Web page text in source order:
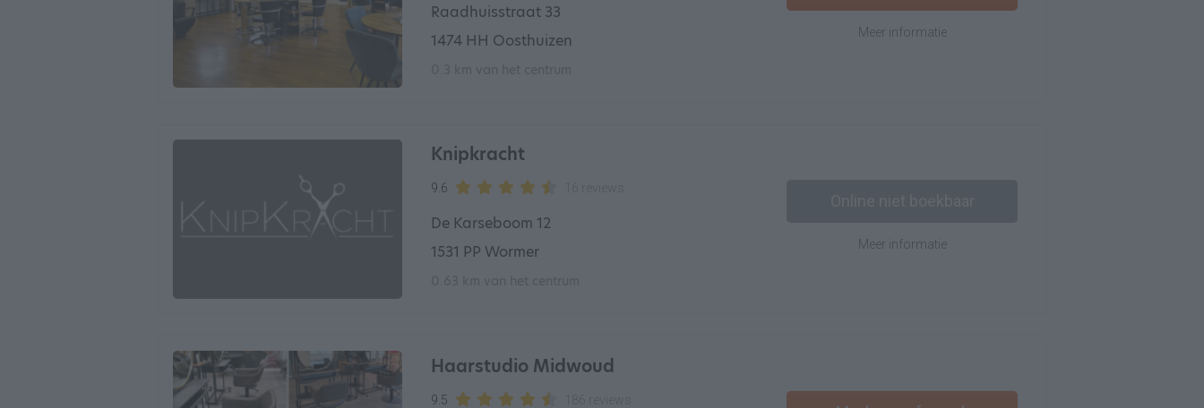
Raadhuisstraat 33
1474 HH Oosthuizen
Meer informatie
Knipkracht
9.6
De Karseboom 12
1531 PP Wormer
Meer informatie
Haarstudio Midwoud
9.5